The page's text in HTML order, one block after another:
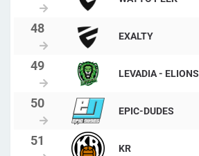
EXALTY
LEVADIA - ELIONS
EPIC-DUDES
KR